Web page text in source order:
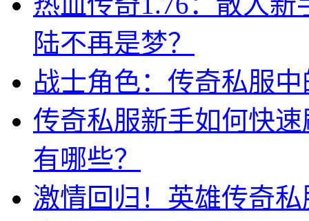
陆不再是梦？
战士角色：传奇私服
传奇私服新手如何快
有哪些？
激情回归！英雄传奇